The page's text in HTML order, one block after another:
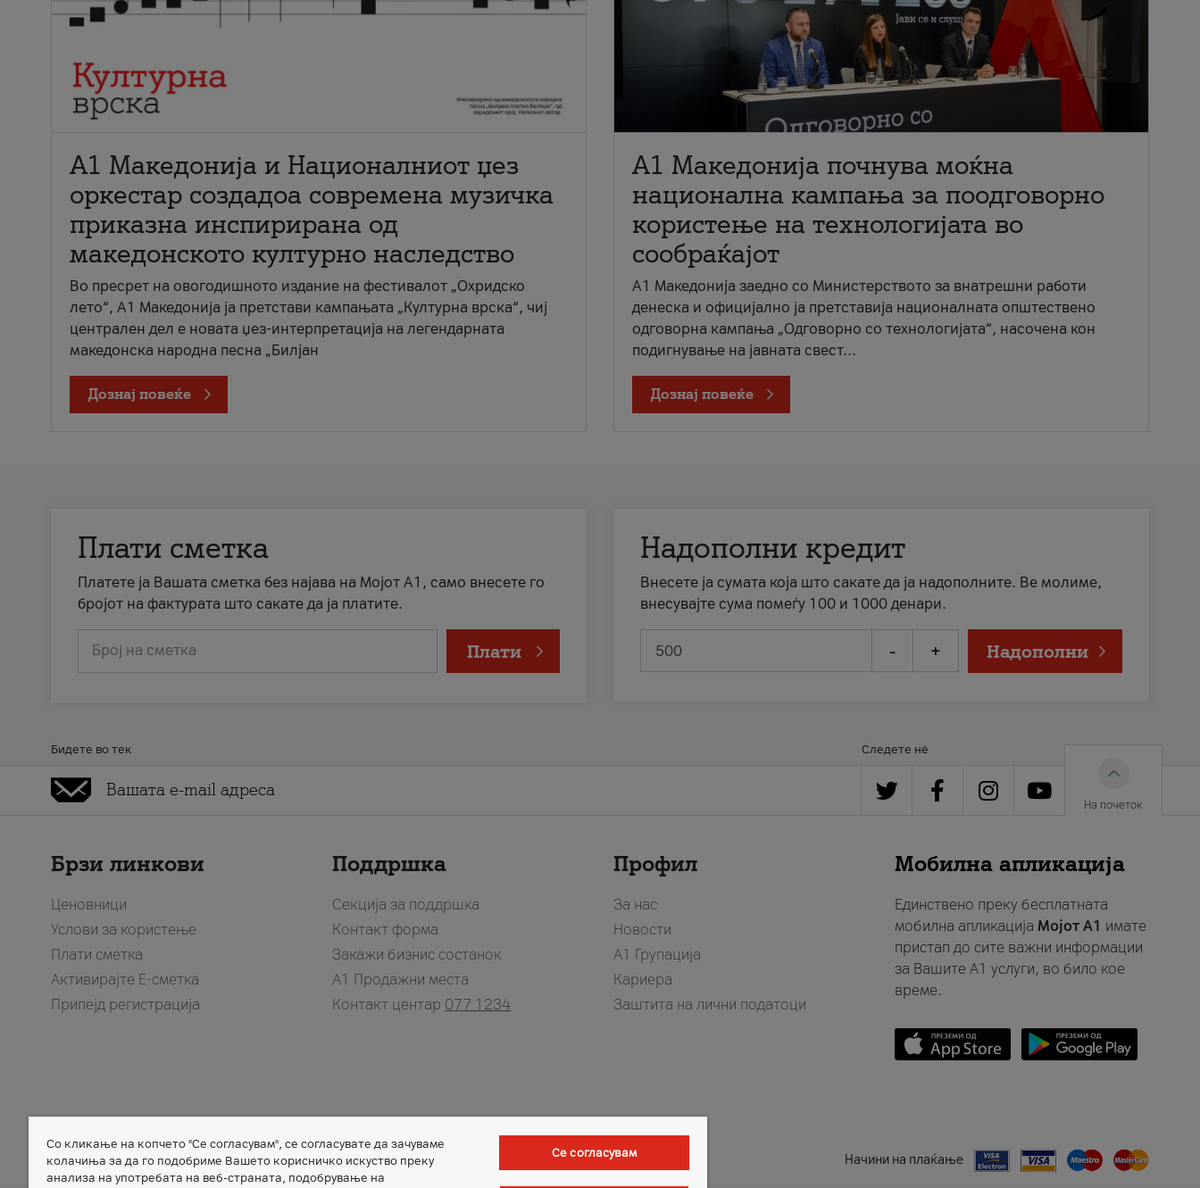
А1 Македонија и Националниот џез
оркестар создадоа современа музичка
приказна инспирирана од
македонското културно наследство
Во пресрет на овогодишното издание на фестивалот „Охридско
лето“, А1 Македонија ја претстави кампањата „Културна врска“, чиј
централен дел е новата џез-интерпретација на легендарната
македонска народна песна „Билјан
Дознај повеќе
A1 Македонија почнува моќна
национална кампања за поодговорно
користење на технологијата во
сообраќајот
A1 Македонија заедно со Министерството за внатрешни работи
денеска и официјално ја претставија националната општествено
одговорна кампања „Одговорно со технологијата“, насочена кон
подигнување на јавната свест...
Дознај повеќе
Плати сметка
Платете ја Вашата сметка без најава на Мојот А1, само внесете го
бројот на фактурата што сакате да ја платите.
Број на сметка Плати
Надополни кредит
Внесете ја сумата која што сакате да ја надополните. Ве молиме,
внесувајте сума помеѓу 100 и 1000 денари.
- + Надополни
Бидете во тек Следете нè
На почеток
Брзи линкови
Ценовници
Услови за користење
Плати сметка
Активирајте Е-сметка
Припејд регистрација
Поддршка
Секција за поддршка
Контакт форма
Закажи бизнис состанок
A1 Продажни места
Контакт центар 077 1234
Профил
За нас
Новости
А1 Групација
Кариера
Заштита на лични податоци
Мобилна апликација
Единствено преку бесплатната
мобилна апликација Мојот A1 имате
пристап до сите важни информации
за Вашите A1 услуги, во било кое
време.
Member of Начини на плаќање
Со кликање на копчето "Се согласувам", се согласувате да зачуваме
колачиња за да го подобриме Вашето корисничко искуство преку
анализа на употребата на веб-страната, подобрување на
Се согласувам